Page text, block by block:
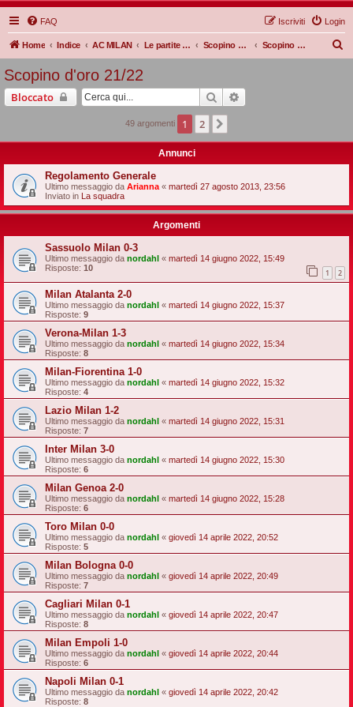
FAQ Login
Iscriviti
Home Indice AC MILAN Le partite Rossonere Scopino d'oro Scopino d'oro 21/22
Scopino d'oro 21/22
Bloccato Cerca
49 argomenti 1 2
Annunci
Regolamento Generale
Ultimo messaggio da Arianna « martedì 27 agosto 2013, 23:56
Inviato in La squadra
Argomenti
Sassuolo Milan 0-3
Ultimo messaggio da nordahl « martedì 14 giugno 2022, 15:49
Risposte: 10 1 2
Milan Atalanta 2-0
Ultimo messaggio da nordahl « martedì 14 giugno 2022, 15:37
Risposte: 9
Verona-Milan 1-3
Ultimo messaggio da nordahl « martedì 14 giugno 2022, 15:34
Risposte: 8
Milan-Fiorentina 1-0
Ultimo messaggio da nordahl « martedì 14 giugno 2022, 15:32
Risposte: 4
Lazio Milan 1-2
Ultimo messaggio da nordahl « martedì 14 giugno 2022, 15:31
Risposte: 7
Inter Milan 3-0
Ultimo messaggio da nordahl « martedì 14 giugno 2022, 15:30
Risposte: 6
Milan Genoa 2-0
Ultimo messaggio da nordahl « martedì 14 giugno 2022, 15:28
Risposte: 6
Toro Milan 0-0
Ultimo messaggio da nordahl « giovedì 14 aprile 2022, 20:52
Risposte: 5
Milan Bologna 0-0
Ultimo messaggio da nordahl « giovedì 14 aprile 2022, 20:49
Risposte: 7
Cagliari Milan 0-1
Ultimo messaggio da nordahl « giovedì 14 aprile 2022, 20:47
Risposte: 8
Milan Empoli 1-0
Ultimo messaggio da nordahl « giovedì 14 aprile 2022, 20:44
Risposte: 6
Napoli Milan 0-1
Ultimo messaggio da nordahl « giovedì 14 aprile 2022, 20:42
Risposte: 8